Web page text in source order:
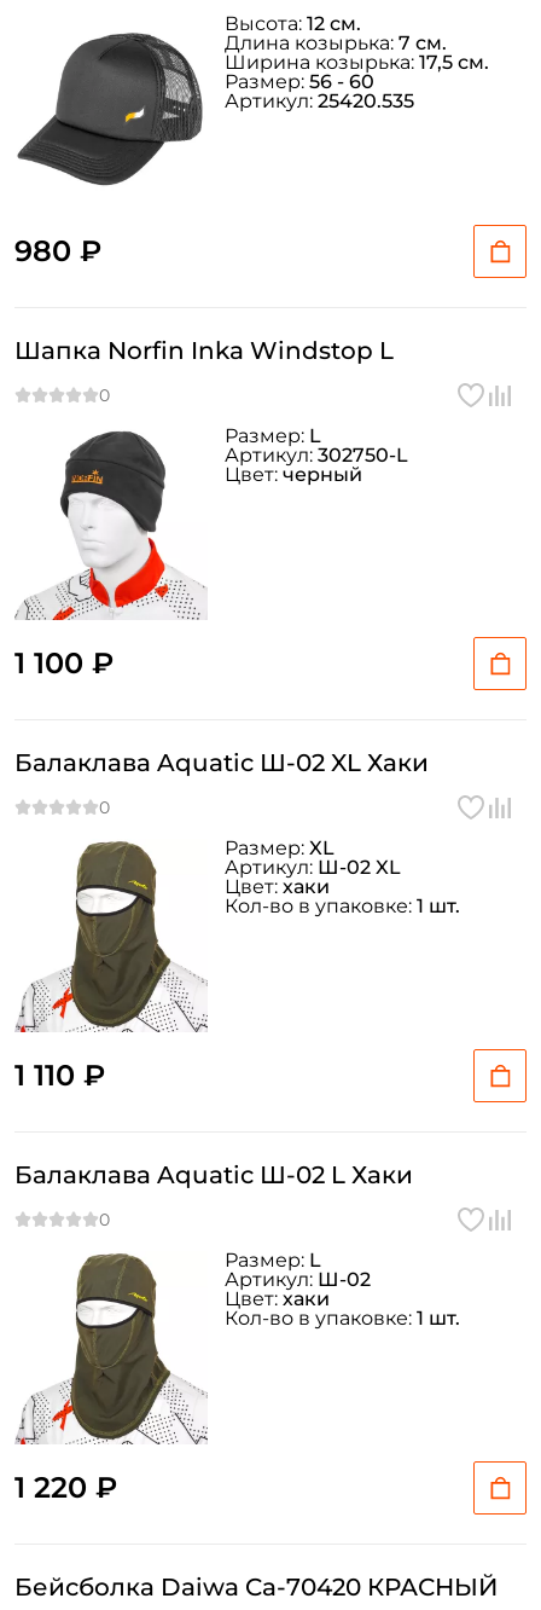
980 ₽
Высота: 12 см.
Длина козырька: 7 см.
Ширина козырька: 17,5 см.
Размер: 56 - 60
Артикул: 25420.535
Шапка Norfin Inka Windstop L
1 100 ₽
Размер: L
Артикул: 302750-L
Цвет: черный
Балаклава Aquatic Ш-02 XL Хаки
1 110 ₽
Размер: XL
Артикул: Ш-02 XL
Цвет: хаки
Кол-во в упаковке: 1 шт.
Балаклава Aquatic Ш-02 L Хаки
1 220 ₽
Размер: L
Артикул: Ш-02
Цвет: хаки
Кол-во в упаковке: 1 шт.
Бейсболка Daiwa Ca-70420 КРАСНЫЙ